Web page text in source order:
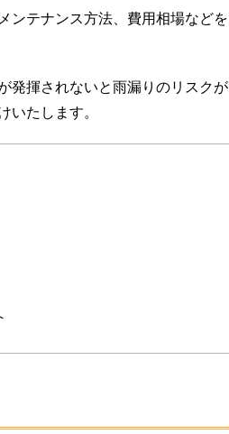
ンテナンス方法、費用相場などを
発揮されないと雨漏りのリスクが
いたします。